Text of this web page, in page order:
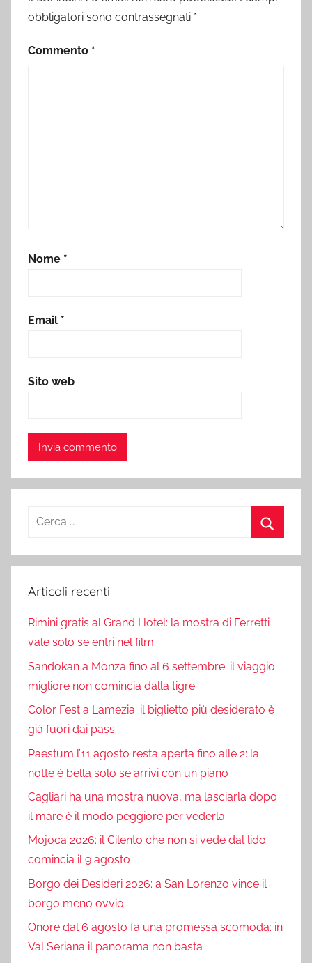
obbligatori sono contrassegnati *
Commento *
Nome *
Email *
Sito web
Ricerca
Articoli recenti
Rimini gratis al Grand Hotel: la mostra di Ferretti
vale solo se entri nel film
Sandokan a Monza fino al 6 settembre: il viaggio
migliore non comincia dalla tigre
Color Fest a Lamezia: il biglietto più desiderato è
già fuori dai pass
Paestum l’11 agosto resta aperta fino alle 2: la
notte è bella solo se arrivi con un piano
Cagliari ha una mostra nuova, ma lasciarla dopo
il mare è il modo peggiore per vederla
Mojoca 2026: il Cilento che non si vede dal lido
comincia il 9 agosto
Borgo dei Desideri 2026: a San Lorenzo vince il
borgo meno ovvio
Onore dal 6 agosto fa una promessa scomoda: in
Val Seriana il panorama non basta